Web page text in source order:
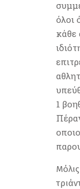
όλοι
κάθε
1